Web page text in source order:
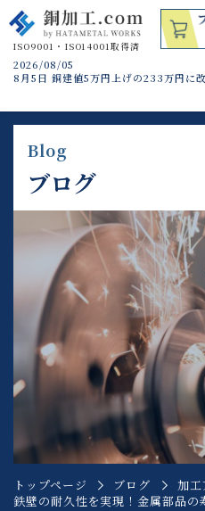
2026/08/05
8月5日 銅建値5万円上げの233万円に改
Blog
ブログ
トップページ ブログ
加
鉄壁の耐久性を実現！金属部品の